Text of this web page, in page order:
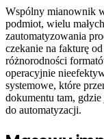
Wspólny mianownik
podmiot, wielu
zautomatyzowania
czekanie na fakturę
różnorodności
operacyjnie
systemowe, które
dokumentu tam,
do automatyzacji.